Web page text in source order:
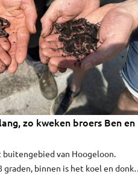
zo kweken broers Ben en
van Hoogeloon.
binnen is het koel en donker.